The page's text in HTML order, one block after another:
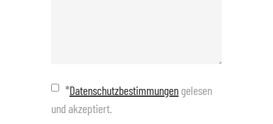
*Datenschutzbestimmungen gelesen
und akzeptiert.